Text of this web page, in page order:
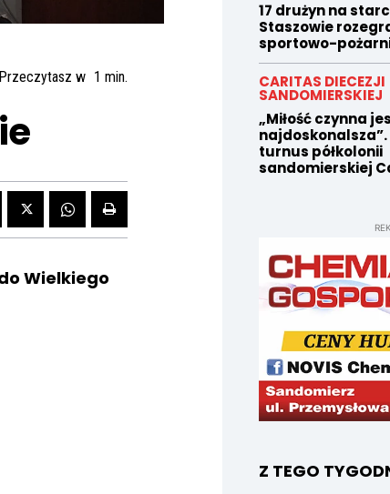
Przeczytasz w 1 min.
Wielkiego
17 drużyn na
Staszowie
sportowo-
CARITAS DIECEZJI
SANDOMIERSKIEJ
„Miłość czynna
najdoskonalsza”.
turnus półkolonii
sandomierskiej
Z TEGO